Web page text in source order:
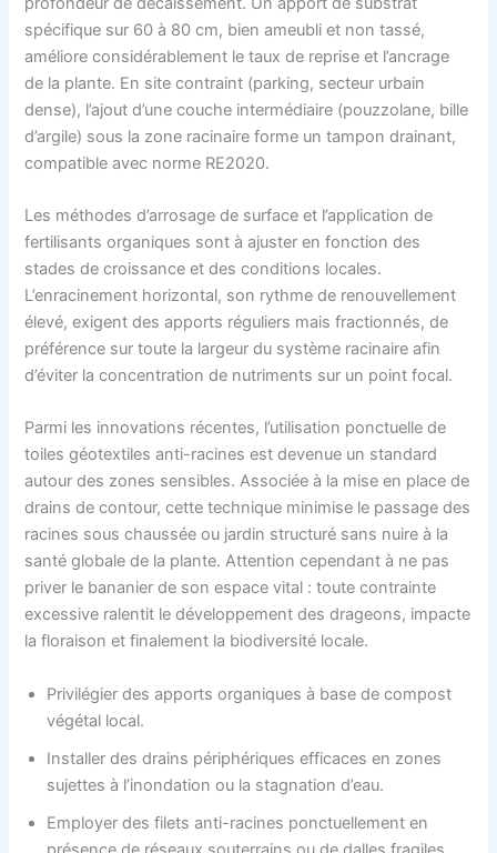
spécifique sur 60 à 80 cm, bien ameubli et non tassé,
améliore considérablement le taux de reprise et l’ancrage
de la plante. En site contraint (parking, secteur urbain
dense), l’ajout d’une couche intermédiaire (pouzzolane, bille
d’argile) sous la zone racinaire forme un tampon drainant,
compatible avec norme RE2020.
Les méthodes d’arrosage de surface et l’application de
fertilisants organiques sont à ajuster en fonction des
stades de croissance et des conditions locales.
L’enracinement horizontal, son rythme de renouvellement
élevé, exigent des apports réguliers mais fractionnés, de
préférence sur toute la largeur du système racinaire afin
d’éviter la concentration de nutriments sur un point focal.
Parmi les innovations récentes, l’utilisation ponctuelle de
toiles géotextiles anti-racines est devenue un standard
autour des zones sensibles. Associée à la mise en place de
drains de contour, cette technique minimise le passage des
racines sous chaussée ou jardin structuré sans nuire à la
santé globale de la plante. Attention cependant à ne pas
priver le bananier de son espace vital : toute contrainte
excessive ralentit le développement des drageons, impacte
la floraison et finalement la biodiversité locale.
Privilégier des apports organiques à base de compost
végétal local.
Installer des drains périphériques efficaces en zones
sujettes à l’inondation ou la stagnation d’eau.
Employer des filets anti-racines ponctuellement en